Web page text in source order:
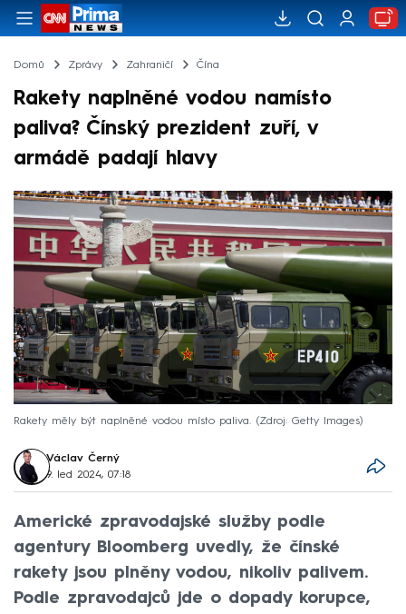
Domů Zprávy Zahraničí Čína
Rakety naplněné vodou namísto
paliva? Čínský prezident zuří, v
armádě padají hlavy
Rakety měly být naplněné vodou místo paliva. Zdroj: Getty Images
Václav Černý
9. led 2024, 07:18
Americké zpravodajské služby podle
agentury Bloomberg uvedly, že čínské
rakety jsou plněny vodou, nikoliv palivem.
Podle zpravodajců jde o dopady korupce,